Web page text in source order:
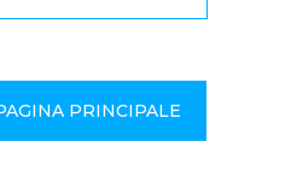
PRINCIPALE